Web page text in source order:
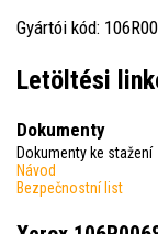
Gyártói kód:
Letöltési
Dokumenty
Dokumenty ke stažení
Návod
Bezpečnostní list